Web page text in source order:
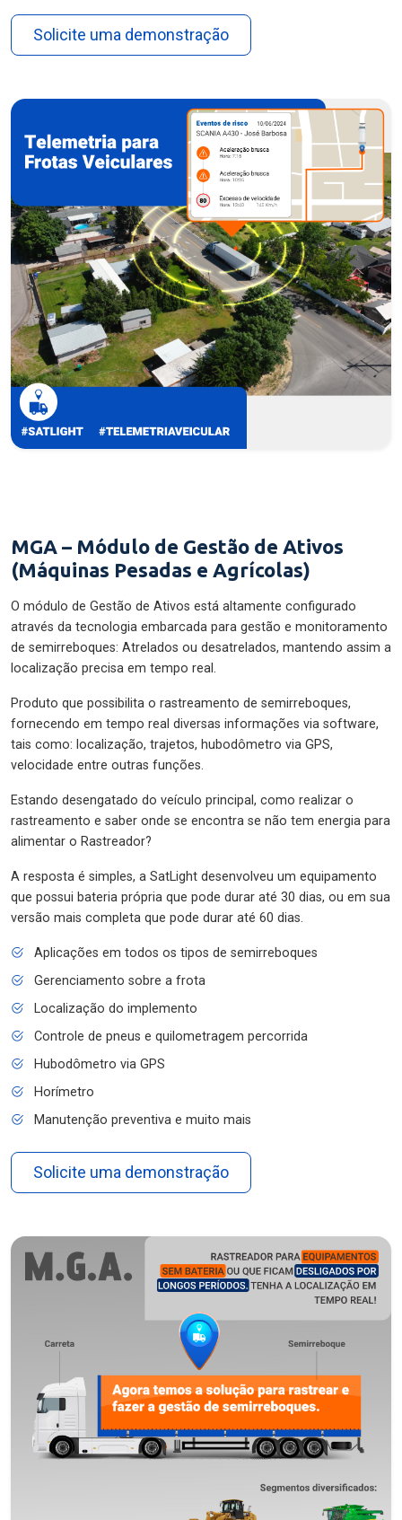
Solicite uma demonstração
MGA – Módulo de Gestão de Ativos
(Máquinas Pesadas e Agrícolas)
O módulo de Gestão de Ativos está altamente configurado
através da tecnologia embarcada para gestão e monitoramento
de semirreboques: Atrelados ou desatrelados, mantendo assim a
localização precisa em tempo real.
Produto que possibilita o rastreamento de semirreboques,
fornecendo em tempo real diversas informações via software,
tais como: localização, trajetos, hubodômetro via GPS,
velocidade entre outras funções.
Estando desengatado do veículo principal, como realizar o
rastreamento e saber onde se encontra se não tem energia para
alimentar o Rastreador?
A resposta é simples, a SatLight desenvolveu um equipamento
que possui bateria própria que pode durar até 30 dias, ou em sua
versão mais completa que pode durar até 60 dias.
Aplicações em todos os tipos de semirreboques
Gerenciamento sobre a frota
Localização do implemento
Controle de pneus e quilometragem percorrida
Hubodômetro via GPS
Horímetro
Manutenção preventiva e muito mais
Solicite uma demonstração